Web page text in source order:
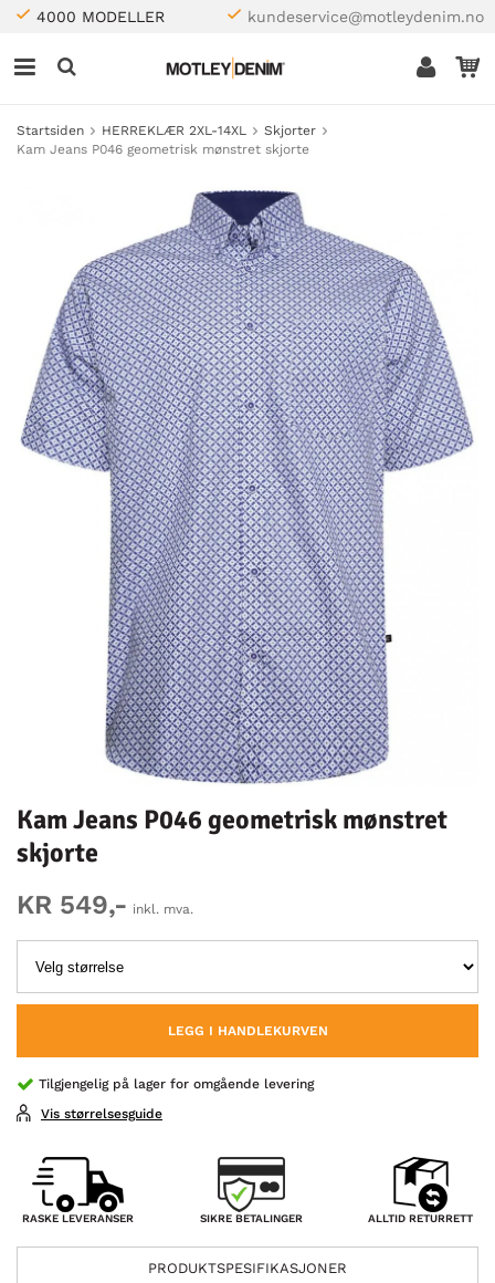
4000 MODELLER kundeservice@motleydenim.no
Startsiden HERREKLÆR 2XL-14XL
Skjorter
Kam Jeans P046 geometrisk mønstret skjorte
Kam Jeans P046 geometrisk mønstret
skjorte
KR 549,- inkl. mva.
LEGG I HANDLEKURVEN
Tilgjengelig på lager for omgående levering
Vis størrelsesguide
RASKE LEVERANSER SIKRE BETALINGER ALLTID RETURRETT
PRODUKTSPESIFIKASJONER